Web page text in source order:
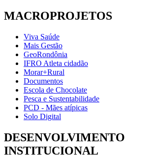
MACROPROJETOS
Viva Saúde
Mais Gestão
GeoRondônia
IFRO Atleta cidadão
Morar+Rural
Documentos
Escola de Chocolate
Pesca e Sustentabilidade
PCD - Mães atípicas
Solo Digital
DESENVOLVIMENTO
INSTITUCIONAL